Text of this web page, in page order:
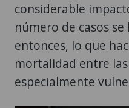
considerable
número de casos
entonces, lo que
mortalidad entre
especialmente